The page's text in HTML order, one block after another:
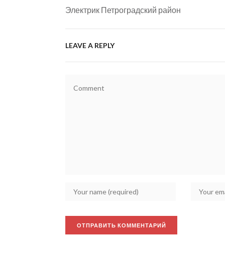
Электрик Петроградский район
LEAVE A REPLY